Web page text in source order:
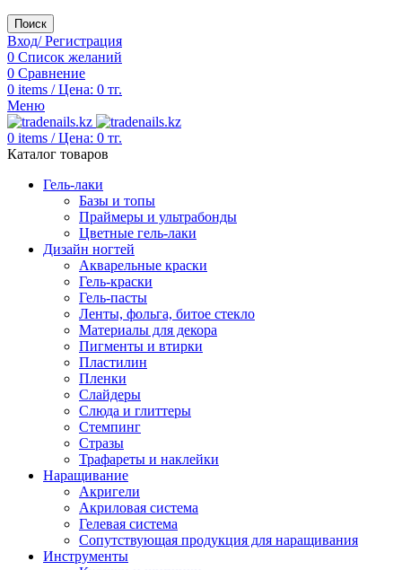
Поиск
Вход/ Регистрация
0 Список желаний
0 Сравнение
0 items / Цена: 0 тг.
Меню
0 items / Цена: 0 тг.
Каталог товаров
Гель-лаки
Базы и топы
Праймеры и ультрабонды
Цветные гель-лаки
Дизайн ногтей
Акварельные краски
Гель-краски
Гель-пасты
Ленты, фольга, битое стекло
Материалы для декора
Пигменты и втирки
Пластилин
Пленки
Слайдеры
Слюда и глиттеры
Стемпинг
Стразы
Трафареты и наклейки
Наращивание
Акригели
Акриловая система
Гелевая система
Сопутствующая продукция для наращивания
Инструменты